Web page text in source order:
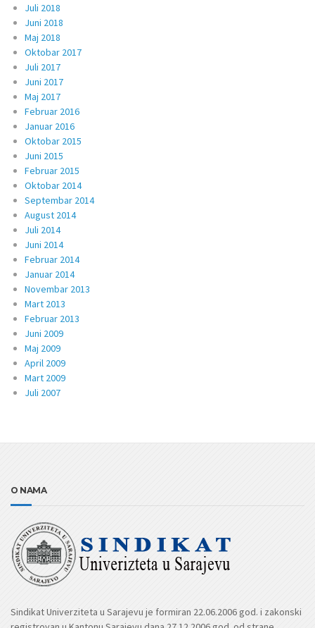
Juli 2018
Juni 2018
Maj 2018
Oktobar 2017
Juli 2017
Juni 2017
Maj 2017
Februar 2016
Januar 2016
Oktobar 2015
Juni 2015
Februar 2015
Oktobar 2014
Septembar 2014
August 2014
Juli 2014
Juni 2014
Februar 2014
Januar 2014
Novembar 2013
Mart 2013
Februar 2013
Juni 2009
Maj 2009
April 2009
Mart 2009
Juli 2007
O NAMA
Sindikat Univerziteta u Sarajevu je formiran 22.06.2006 god. i zakonski